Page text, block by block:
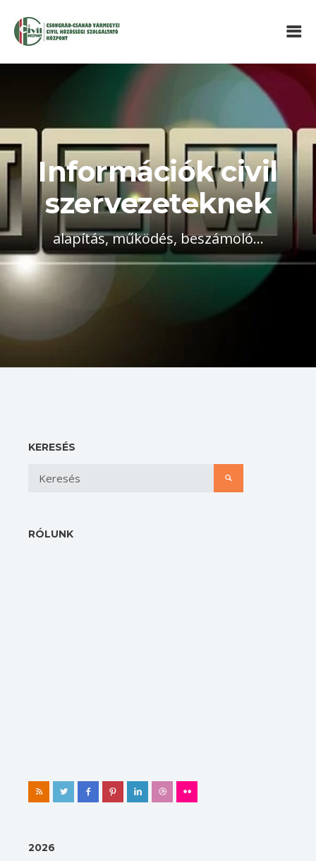
Információk civil
szervezeteknek
alapítás, működés, beszámoló...
KERESÉS
RÓLUNK
2026